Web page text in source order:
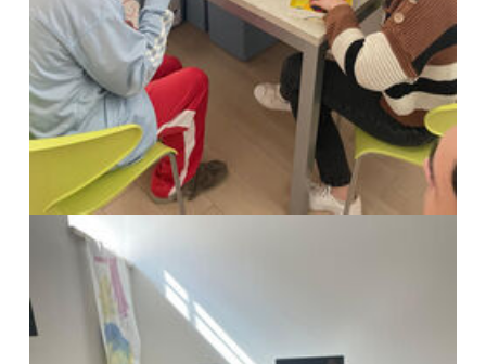
Show larger version